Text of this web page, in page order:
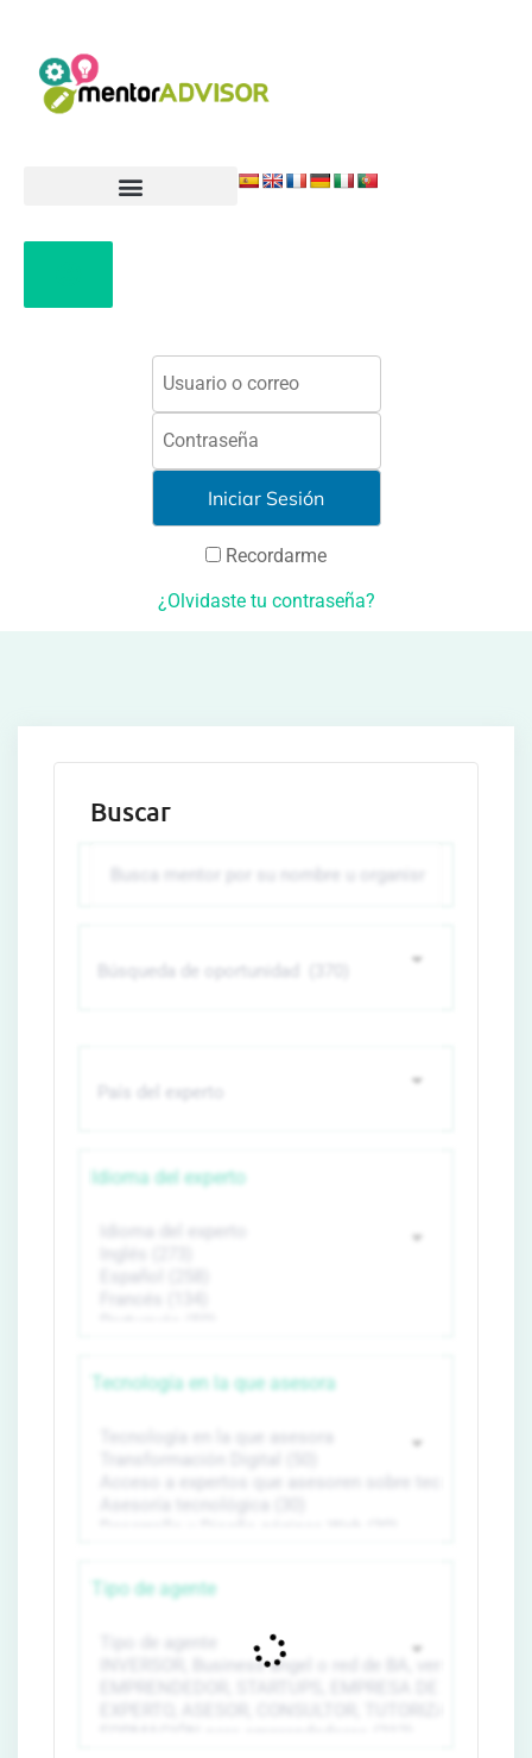
Recordarme
¿Olvidaste tu contraseña?
Buscar
Idioma del experto
Tecnología en la que asesora
Tipo de agente